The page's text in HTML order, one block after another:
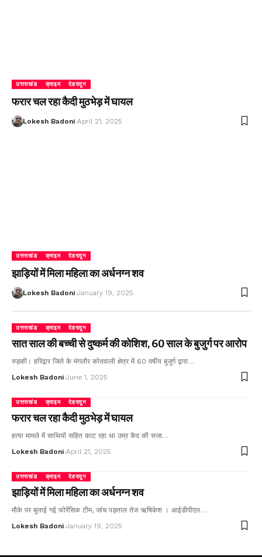
उत्तराखंड क्राइम देहरादून
फरार चल रहा कैदी मुठभेड़ में घायल
Lokesh Badoni April 21, 2025
उत्तराखंड क्राइम देहरादून
झाड़ियों में मिला महिला का अर्धनग्न शव
Lokesh Badoni January 19, 2025
उत्तराखंड क्राइम देहरादून
सात साल की बच्ची से दुष्कर्म की कोशिश, 60 साल के बुजुर्ग पर आरोप
रुड़की। हरिद्वार जिले के मंगलौर कोतवाली क्षेत्र में 60 वर्षीय बुजुर्ग द्वारा…
Lokesh Badoni June 1, 2025
उत्तराखंड क्राइम देहरादून
फरार चल रहा कैदी मुठभेड़ में घायल
हत्या मामले में साथियों सहित काट रहा था उम्र कैद की सजा…
Lokesh Badoni April 21, 2025
उत्तराखंड क्राइम देहरादून
झाड़ियों में मिला महिला का अर्धनग्न शव
मौके पर बुलाई गई फोरेंसिक टीम, जांच पड़ताल तेज ऋषिकेश । आईडीपीएल…
Lokesh Badoni January 19, 2025